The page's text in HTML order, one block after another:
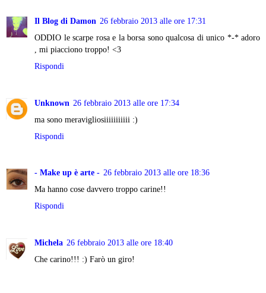
Il Blog di Damon 26 febbraio 2013 alle ore 17:31
ODDIO le scarpe rosa e la borsa sono qualcosa di unico *-* adoro
, mi piacciono troppo! <3
Rispondi
Unknown 26 febbraio 2013 alle ore 17:34
ma sono meravigliosiiiiiiiiiii :)
Rispondi
- Make up è arte - 26 febbraio 2013 alle ore 18:36
Ma hanno cose davvero troppo carine!!
Rispondi
Michela 26 febbraio 2013 alle ore 18:40
Che carino!!! :) Farò un giro!